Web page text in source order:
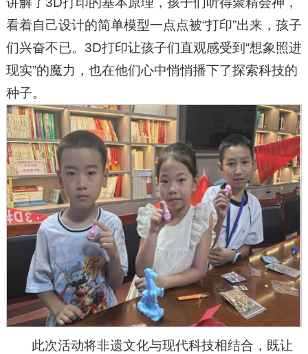
看着自己设计的简单模型一点点被“打印”出来，孩子
们兴奋不已。3D打印让孩子们直观感受到“想象照进
现实”的魔力，也在他们心中悄悄播下了探索科技的
种子。
此次活动将非遗文化与现代科技相结合，既让